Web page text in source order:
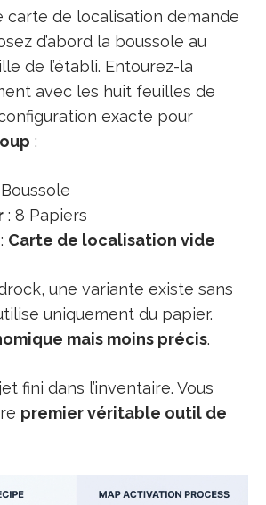
carte de localisation demande
d’abord la boussole au
de l’établi. Entourez-la
avec les huit feuilles de
exacte pour
:
: 8 Papiers
Carte de localisation vide
une variante existe sans
uniquement du papier.
mais moins précis.
fini dans l’inventaire. Vous
premier véritable outil de